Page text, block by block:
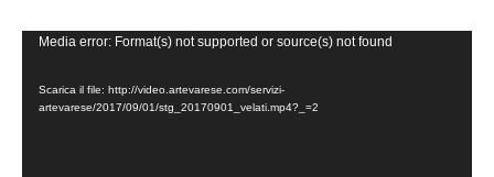
Video
Media error: Format(s) not supported or source(s) not found
Scarica il file: http://video.artevarese.com/servizi-
artevarese/2017/09/01/stg_20170901_velati.mp4?_=2